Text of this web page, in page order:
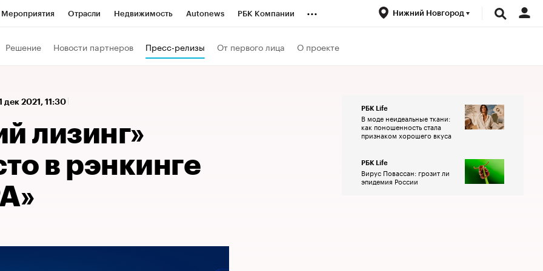
Мероприятия Отрасли Недвижимость Autonews РБК Компании
Политика
... Нижний Новгород
Решение Новости партнеров Пресс-релизы От первого лица О проекте
дек 2021, 11:30
лизинг»
в рэнкинге
РБК Life
В моде неидеальные ткани:
как поношенность стала
признаком хорошего вкуса
РБК Life
Вирус Повассан: грозит ли
эпидемия России